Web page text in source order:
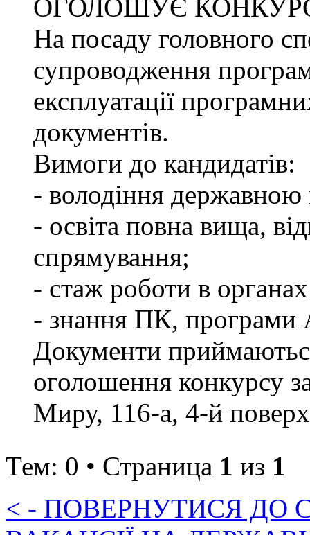
ОГОЛОШУЄ
На посаду головного
супроводження
експлуатації
документів.
Вимоги до кандидатів:
- володіння
- освіта повна вища,
спрямування;
- стаж роботи в
- знання ПК,
Документи
оголошення конкурсу
Миру, 116-а, 4-й
Тем: 0 • Страница 1 из 1
< - ПОВЕРНУТИСЯ ДО